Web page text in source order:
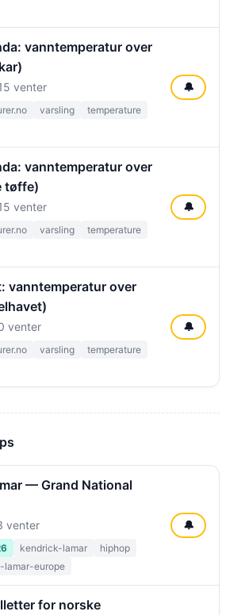
vanntemperatur over
venter
varsling
temperature
🔔
vanntemperatur over
tøffe)
venter
varsling
temperature
🔔
vanntemperatur over
venter
varsling
temperature
🔔
— Grand National
venter
kendrick-lamar
hiphop
lamar-europe
🔔
for norske